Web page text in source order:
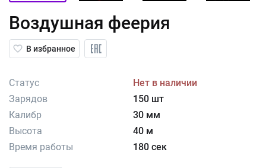
Воздушная феерия
В избранное
Статус
Нет в наличии
Зарядов
150 шт
Калибр
30 мм
Высота
40 м
Время работы
180 сек